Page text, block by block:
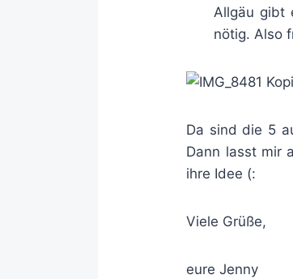
Allgäu gibt
nötig. Also
Da sind die 5
Dann lasst mir
ihre Idee (:
Viele Grüße,
eure Jenny